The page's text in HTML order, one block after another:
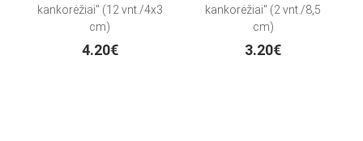
kankorėžiai" (12 vnt./4x3
cm)
4.20€
kankorėžiai" (2 vnt./8,5
cm)
3.20€